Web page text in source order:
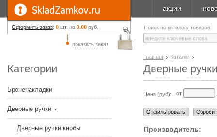
Оформить заказ: 0 шт. на 0.00 руб.
показать заказ
акции
Поиск по каталогу товаров:
Категории
Броненакладки
Дверные ручки
Дверные ручки кнобы
Главная Каталог
Дверные
Цена (руб): от
Производитель: